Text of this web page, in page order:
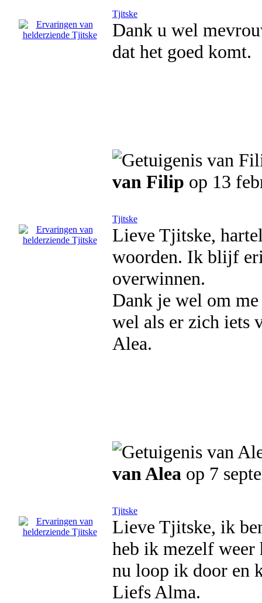
Tjitske
Dank u wel
dat het goed komt.
van Filip op 13
Tjitske
Lieve Tjitske,
woorden. Ik blijf
overwinnen.
Dank je wel om
wel als er zich iets
Alea.
van Alea op 7
Tjitske
Lieve Tjitske, ik
heb ik mezelf weer
nu loop ik door en
Liefs Alma.